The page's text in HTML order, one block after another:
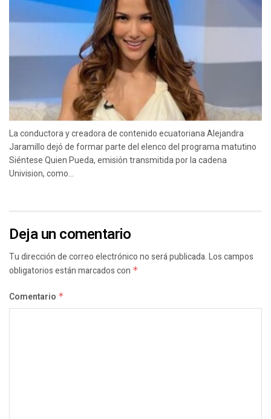
La conductora y creadora de contenido ecuatoriana Alejandra
Jaramillo dejó de formar parte del elenco del programa matutino
Siéntese Quien Pueda, emisión transmitida por la cadena
Univision, como...
Deja un comentario
Tu dirección de correo electrónico no será publicada.Los campos
obligatorios están marcados con *
Comentario *